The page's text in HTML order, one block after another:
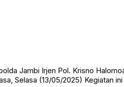
Jambi Irjen Pol. Krisno
Selasa (13/05/2025) Kegiatan